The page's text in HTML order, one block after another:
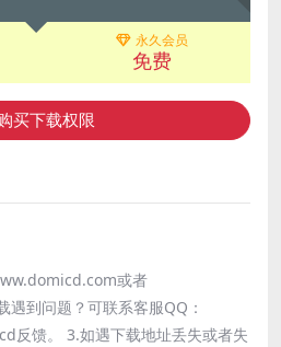
永久会员
免费
买下载权限
或者
到问题？可联系客服QQ：
反馈。 3.如遇下载地址丢失或者失